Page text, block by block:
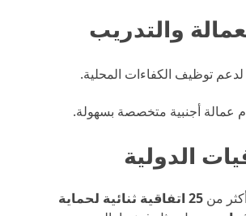
توظيف الكفاءات المحلية.
عمالة أجنبية متخصصة بسهولة.
من
25 اتفاقية ثنائية لحماية